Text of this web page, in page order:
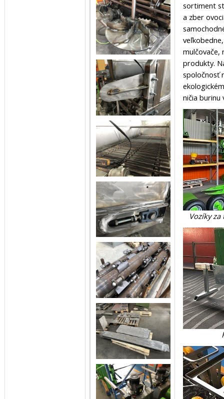
sortiment
a zber
mulčovače,
produkty.
spoločnosť
ničia burinu
Vozíky